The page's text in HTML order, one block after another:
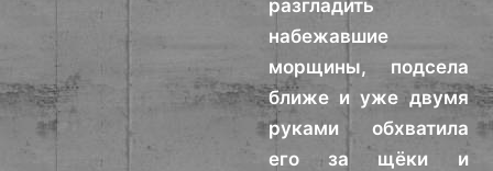
разгладить
набежавшие
морщины, подсела
ближе и уже двумя
руками обхватила
его за щёки и